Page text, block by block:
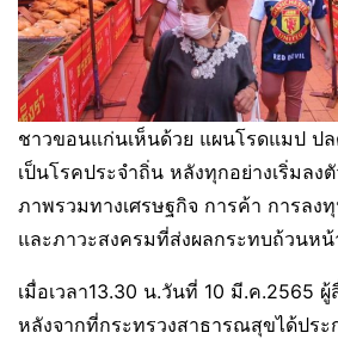
ชาวขอนแก่นเห็นด้วย แผนโรดแมป ป
เป็นโรคประจำถิ่น หลังทุกอย่างเริ่มลง
ภาพรวมทางเศรษฐกิจ การค้า การลง
และภาวะสงครมที่ส่งผลกระทบถ้วนหน้
เมื่อเวลา13.30 น.วันที่ 10 มี.ค.2565
หลังจากที่กระทรวงสาธารณสุขได้ปร